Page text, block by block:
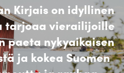
Kirjais on idyllinen
tarjoaa vierailijoille
paeta nykyaikaisen
ja kokea Suomen